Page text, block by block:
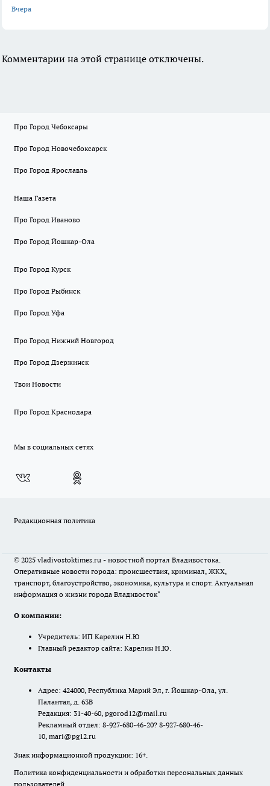
Вчера
Комментарии на этой странице отключены.
Про Город Чебоксары
Про Город Новочебоксарск
Про Город Ярославль
Наша Газета
Про Город Иваново
Про Город Йошкар-Ола
Про Город Курск
Про Город Рыбинск
Про Город Уфа
Про Город Нижний Новгород
Про Город Дзержинск
Твои Новости
Про Город Краснодара
Мы в социальных сетях
Редакционная политика
© 2025 vladivostoktimes.ru - новостной портал Владивостока.
Оперативные новости города: происшествия, криминал, ЖКХ,
транспорт, благоустройство, экономика, культура и спорт. Актуальная
информация о жизни города Владивосток"
О компании:
Учредитель: ИП Карелин Н.Ю
Главный редактор сайта: Карелин Н.Ю.
Контакты
Адрес: 424000, Республика Марий Эл, г. Йошкар-Ола, ул.
Палантая, д. 63В
Редакция: 31-40-60, pgorod12@mail.ru
Рекламный отдел: 8-927-680-46-20? 8-927-680-46-
10, mari@pg12.ru
Знак информационной продукции: 16+.
Политика конфиденциальности и обработки персональных данных
пользователей